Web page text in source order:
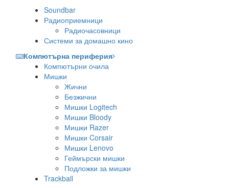
Soundbar
Радиоприемници
Радиочасовници
Системи за домашно кино
Компютърна периферия
Компютърни очила
Мишки
Жични
Безжични
Мишки Logitech
Мишки Bloody
Мишки Razer
Мишки Corsair
Мишки Lenovo
Геймърски мишки
Подложки за мишки
Trackball